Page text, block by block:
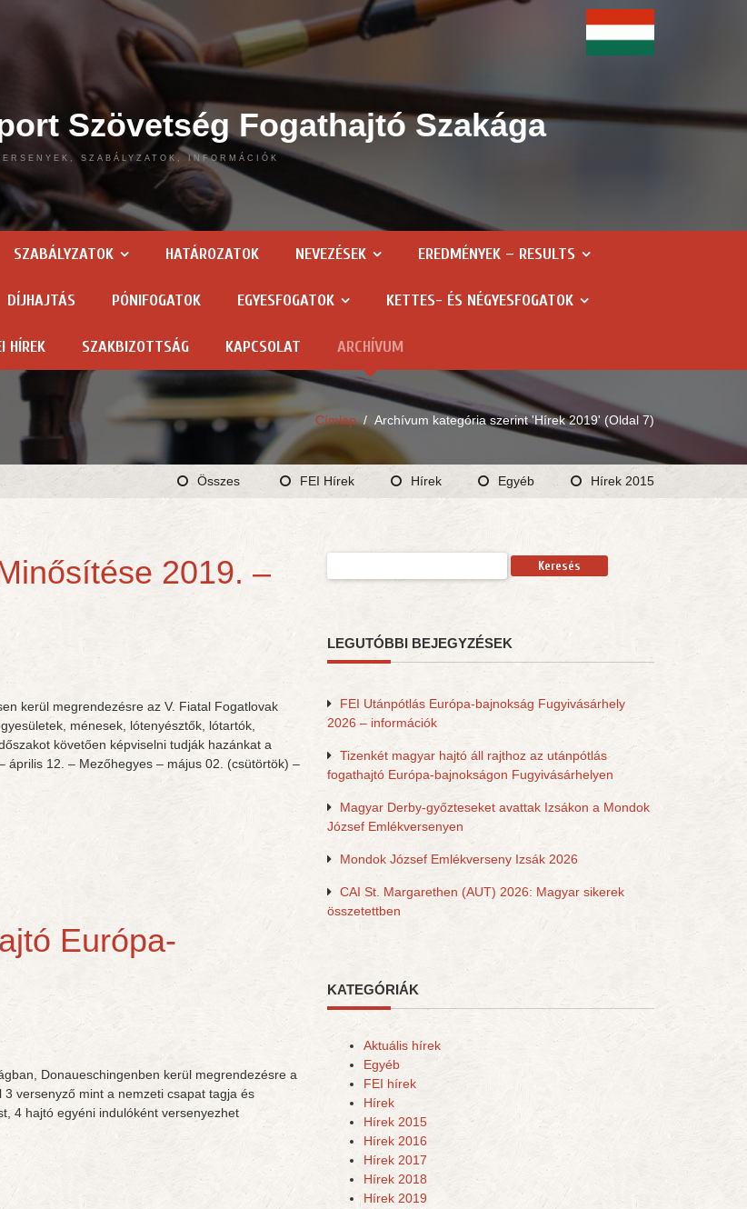
Szövetség Fogathajtó Szakága
SZABÁLYZATOK, INFORMÁCIÓK
SZABÁLYZATOK HATÁROZATOK NEVEZÉSEK EREDMÉNYEK – RESULTS
DÍJHAJTÁS PÓNIFOGATOK EGYESFOGATOK KETTES- ÉS NÉGYESFOGATOK
HÍREK SZAKBIZOTTSÁG KAPCSOLAT ARCHÍVUM
Címlap/ Archívum kategória szerint 'Hírek 2019' (Oldal 7)
Összes FEI Hírek Hírek Egyéb Hírek 2015
2019. –
kerül megrendezésre az V. Fiatal Fogatlovak
ménesek, lótenyésztők, lótartók,
követően képviselni tudják hazánkat a
április 12. – Mezőhegyes – május 02. (csütörtök) –
Európa-
Donaueschingenben kerül megrendezésre a
versenyző mint a nemzeti csapat tagja és
4 hajtó egyéni indulóként versenyezhet
LEGUTÓBBI BEJEGYZÉSEK
FEI Utánpótlás Európa-bajnokság Fugyivásárhely
2026 – információk
Tizenkét magyar hajtó áll rajthoz az utánpótlás
fogathajtó Európa-bajnokságon Fugyivásárhelyen
Magyar Derby-győzteseket avattak Izsákon a Mondok
József Emlékversenyen
Mondok József Emlékverseny Izsák 2026
CAI St. Margarethen (AUT) 2026: Magyar sikerek
összetettben
KATEGÓRIÁK
Aktuális hírek
Egyéb
FEI hírek
Hírek
Hírek 2015
Hírek 2016
Hírek 2017
Hírek 2018
Hírek 2019